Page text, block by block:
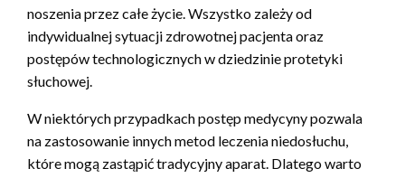
noszenia przez całe życie. Wszystko zależy od
indywidualnej sytuacji zdrowotnej pacjenta oraz
postępów technologicznych w dziedzinie protetyki
słuchowej.
W niektórych przypadkach postęp medycyny pozwala
na zastosowanie innych metod leczenia niedosłuchu,
które mogą zastąpić tradycyjny aparat. Dlatego warto